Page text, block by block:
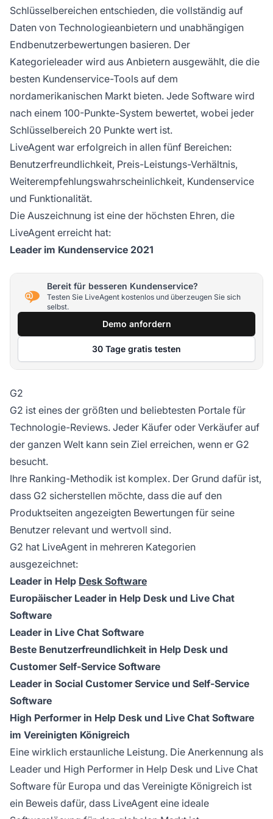
Schlüsselbereichen entschieden, die vollständig auf
Daten von Technologieanbietern und unabhängigen
Endbenutzerbewertungen basieren. Der
Kategorieleader wird aus Anbietern ausgewählt, die die
besten Kundenservice-Tools auf dem
nordamerikanischen Markt bieten. Jede Software wird
nach einem 100-Punkte-System bewertet, wobei jeder
Schlüsselbereich 20 Punkte wert ist.
LiveAgent war erfolgreich in allen fünf Bereichen:
Benutzerfreundlichkeit, Preis-Leistungs-Verhältnis,
Weiterempfehlungswahrscheinlichkeit, Kundenservice
und Funktionalität.
Die Auszeichnung ist eine der höchsten Ehren, die
LiveAgent erreicht hat:
Leader im Kundenservice 2021
Bereit für besseren Kundenservice?
Testen Sie LiveAgent kostenlos und überzeugen Sie sich
selbst.
Demo anfordern
30 Tage gratis testen
G2
G2 ist eines der größten und beliebtesten Portale für
Technologie-Reviews. Jeder Käufer oder Verkäufer auf
der ganzen Welt kann sein Ziel erreichen, wenn er G2
besucht.
Ihre Ranking-Methodik ist komplex. Der Grund dafür ist,
dass G2 sicherstellen möchte, dass die auf den
Produktseiten angezeigten Bewertungen für seine
Benutzer relevant und wertvoll sind.
G2 hat LiveAgent in mehreren Kategorien
ausgezeichnet:
Leader in Help Desk Software
Europäischer Leader in Help Desk und Live Chat
Software
Leader in Live Chat Software
Beste Benutzerfreundlichkeit in Help Desk und
Customer Self-Service Software
Leader in Social Customer Service und Self-Service
Software
High Performer in Help Desk und Live Chat Software
im Vereinigten Königreich
Eine wirklich erstaunliche Leistung. Die Anerkennung als
Leader und High Performer in Help Desk und Live Chat
Software für Europa und das Vereinigte Königreich ist
ein Beweis dafür, dass LiveAgent eine ideale